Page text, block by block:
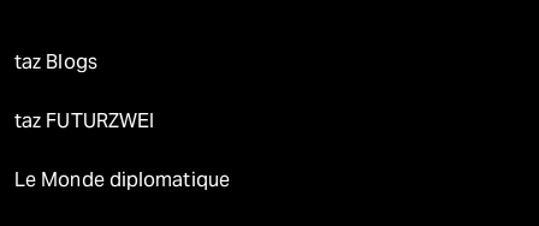
taz Blogs
taz FUTURZWEI
Le Monde diplomatique